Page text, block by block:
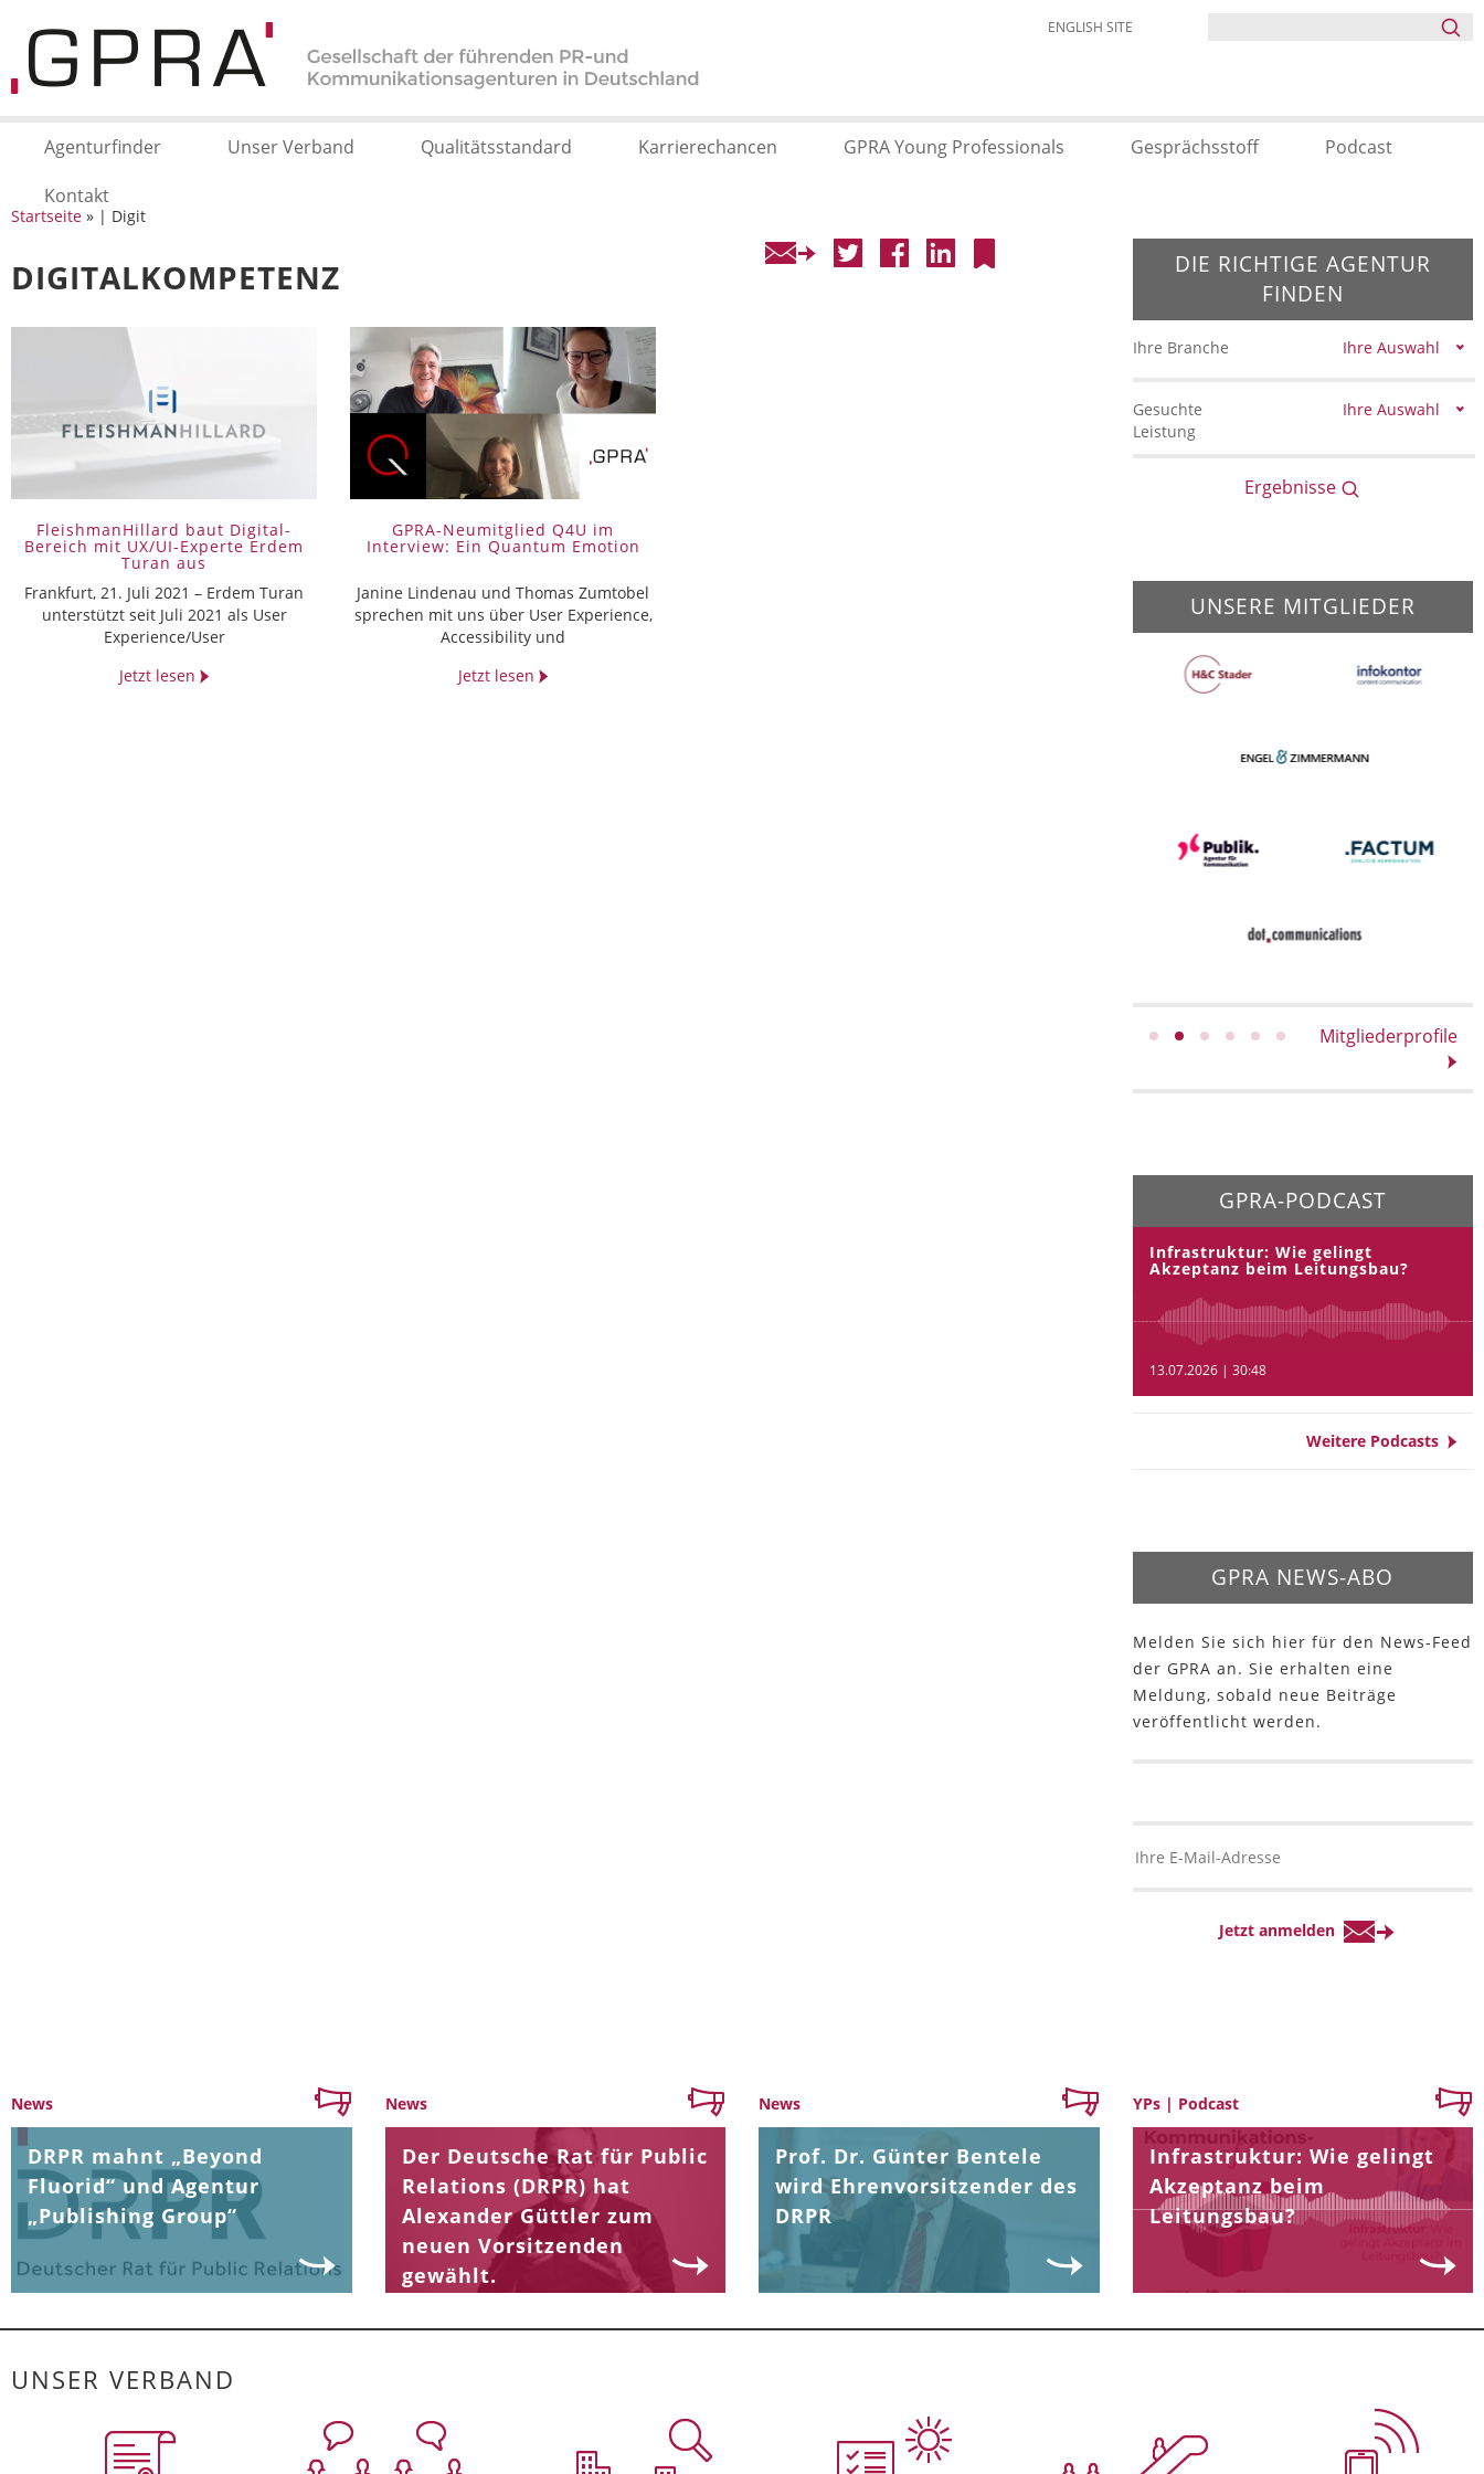
ENGLISH SITE
Agenturfinder Unser Verband Qualitätsstandard Karrierechancen GPRA Young Professionals Gesprächsstoff
Podcast
Kontakt
Startseite » | Digit
DIGITALKOMPETENZ
FleishmanHillard baut Digital-
Bereich mit UX/UI-Experte Erdem
Turan aus
Frankfurt, 21. Juli 2021 – Erdem Turan
unterstützt seit Juli 2021 als User
Experience/User
Jetzt lesen
GPRA-Neumitglied Q4U im
Interview: Ein Quantum Emotion
Janine Lindenau und Thomas Zumtobel
sprechen mit uns über User Experience,
Accessibility und
Jetzt lesen
DIE RICHTIGE AGENTUR
FINDEN
Ihre Branche Ihre Auswahl
Gesuchte
Leistung
Ihre Auswahl
Ergebnisse
UNSERE MITGLIEDER
Mitgliederprofile
GPRA-PODCAST
Infrastruktur: Wie gelingt
Akzeptanz beim Leitungsbau?
13.07.2026 | 30:48
Weitere Podcasts
GPRA NEWS-ABO
Melden Sie sich hier für den News-Feed
der GPRA an. Sie erhalten eine
Meldung, sobald neue Beiträge
veröffentlicht werden.
News
DRPR mahnt „Beyond
Fluorid“ und Agentur
„Publishing Group“
News
Der Deutsche Rat für Public
Relations (DRPR) hat
Alexander Güttler zum
neuen Vorsitzenden
gewählt.
News
Prof. Dr. Günter Bentele
wird Ehrenvorsitzender des
DRPR
YPs | Podcast
Infrastruktur: Wie gelingt
Akzeptanz beim
Leitungsbau?
UNSER VERBAND